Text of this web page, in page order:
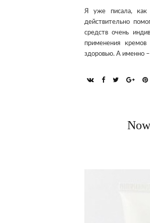
Я уже писала, как
действительно
средств очень
применения
здоровью. А именно –